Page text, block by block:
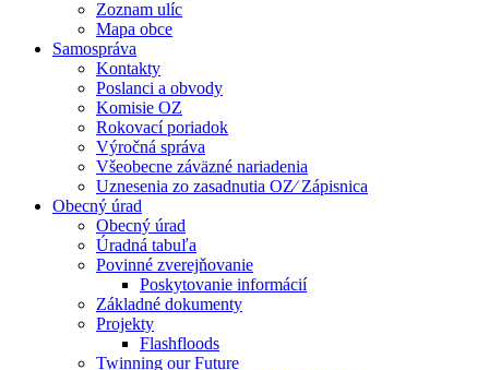
Zoznam ulíc
Mapa obce
Samospráva
Kontakty
Poslanci a obvody
Komisie OZ
Rokovací poriadok
Výročná správa
Všeobecne záväzné nariadenia
Uznesenia zo zasadnutia OZ⁄ Zápisnica
Obecný úrad
Obecný úrad
Úradná tabuľa
Povinné zverejňovanie
Poskytovanie informácií
Základné dokumenty
Projekty
Flashfloods
Twinning our Future